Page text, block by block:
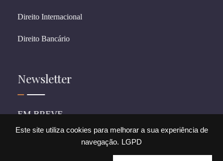
Este site utiliza cookies para melhorar a sua experiência de
navegação. LGPD
Direito Internacional
Direito Bancário
Newsletter
EM BREVE